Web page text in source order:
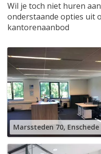
Wil je toch niet huren
onderstaande opties uit
kantorenaanbod
Marssteden 70, Enschede